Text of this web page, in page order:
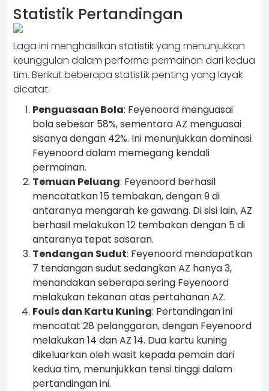
Statistik Pertandingan
Laga ini menghasilkan statistik yang menunjukkan
keunggulan dalam performa permainan dari kedua
tim. Berikut beberapa statistik penting yang layak
dicatat:
Penguasaan Bola: Feyenoord menguasai
bola sebesar 58%, sementara AZ menguasai
sisanya dengan 42%. Ini menunjukkan dominasi
Feyenoord dalam memegang kendali
permainan.
Temuan Peluang: Feyenoord berhasil
mencatatkan 15 tembakan, dengan 9 di
antaranya mengarah ke gawang. Di sisi lain, AZ
berhasil melakukan 12 tembakan dengan 5 di
antaranya tepat sasaran.
Tendangan Sudut: Feyenoord mendapatkan
7 tendangan sudut sedangkan AZ hanya 3,
menandakan seberapa sering Feyenoord
melakukan tekanan atas pertahanan AZ.
Fouls dan Kartu Kuning: Pertandingan ini
mencatat 28 pelanggaran, dengan Feyenoord
melakukan 14 dan AZ 14. Dua kartu kuning
dikeluarkan oleh wasit kepada pemain dari
kedua tim, menunjukkan tensi tinggi dalam
pertandingan ini.